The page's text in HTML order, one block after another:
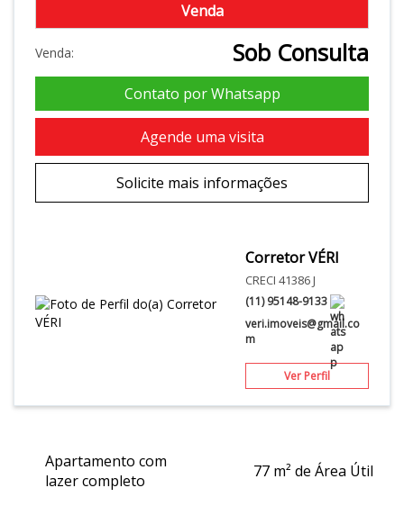
Venda
Venda: Sob Consulta
Contato por Whatsapp
Agende uma visita
Solicite mais informações
Corretor VÉRI
CRECI 41386 J
(11) 95148-9133
veri.imoveis@gmail.co
m
Ver Perfil
Apartamento com
lazer completo
77 m² de Área Útil